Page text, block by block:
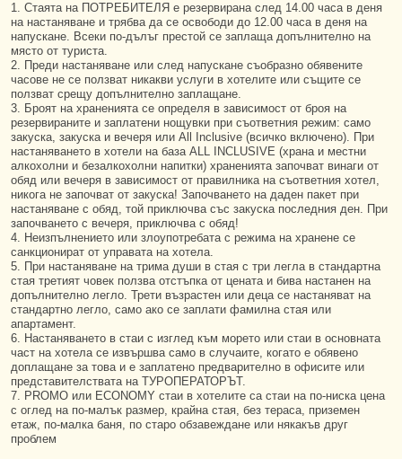
1. Стаята на ПОТРЕБИТЕЛЯ е резервирана след 14.00 часа в деня
на настаняване и трябва да се освободи до 12.00 часа в деня на
напускане. Всеки по-дълъг престой се заплаща допълнително на
място от туриста.
2. Преди настаняване или след напускане съобразно обявените
часове не се ползват никакви услуги в хотелите или същите се
ползват срещу допълнително заплащане.
3. Броят на храненията се определя в зависимост от броя на
резервираните и заплатени нощувки при съответния режим: само
закуска, закуска и вечеря или All Inclusive (всичко включено). При
настаняването в хотели на база ALL INCLUSIVE (храна и местни
алкохолни и безалкохолни напитки) храненията започват винаги от
обяд или вечеря в зависимост от правилника на съответния хотел,
никога не започват от закуска! Започването на даден пакет при
настаняване с обяд, той приключва със закуска последния ден. При
започването с вечеря, приключва с обяд!
4. Неизпълнението или злоупотребата с режима на хранене се
санкционират от управата на хотела.
5. При настаняване на трима души в стая с три легла в стандартна
стая третият човек ползва отстъпка от цената и бива настанен на
допълнително легло. Трети възрастен или деца се настаняват на
стандартно легло, само ако се заплати фамилна стая или
апартамент.
6. Настаняването в стаи с изглед към морето или стаи в основната
част на хотела се извършва само в случаите, когато е обявено
доплащане за това и е заплатено предварително в офисите или
представителствата на ТУРОПЕРАТОРЪТ.
7. PROMO или ECONOMY стаи в хотелите са стаи на по-ниска цена
с оглед на по-малък размер, крайна стая, без тераса, приземен
етаж, по-малка баня, по старо обзавеждане или някакъв друг
проблем